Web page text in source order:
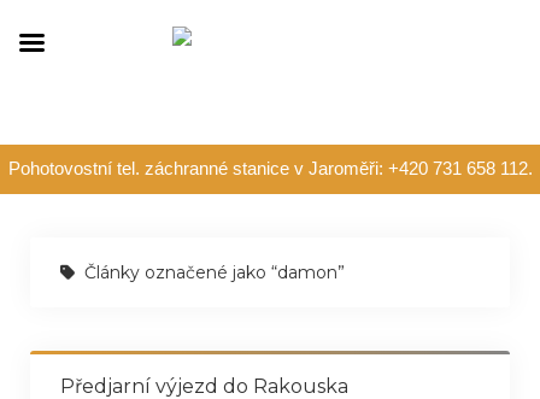
Pohotovostní tel. záchranné stanice v Jaroměři: +420 731 658 112.
Články označené jako “damon”
Předjarní výjezd do Rakouska